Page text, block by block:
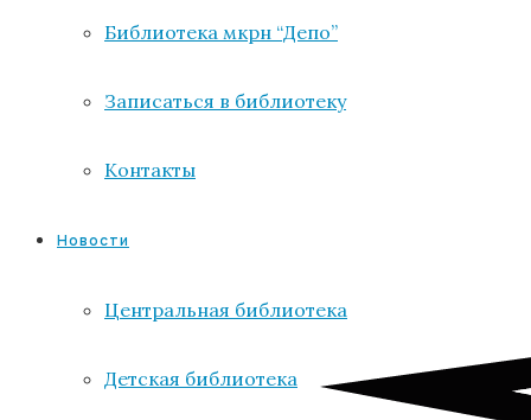
Библиотека мкрн “Депо”
Записаться в библиотеку
Контакты
Новости
Центральная библиотека
Детская библиотека